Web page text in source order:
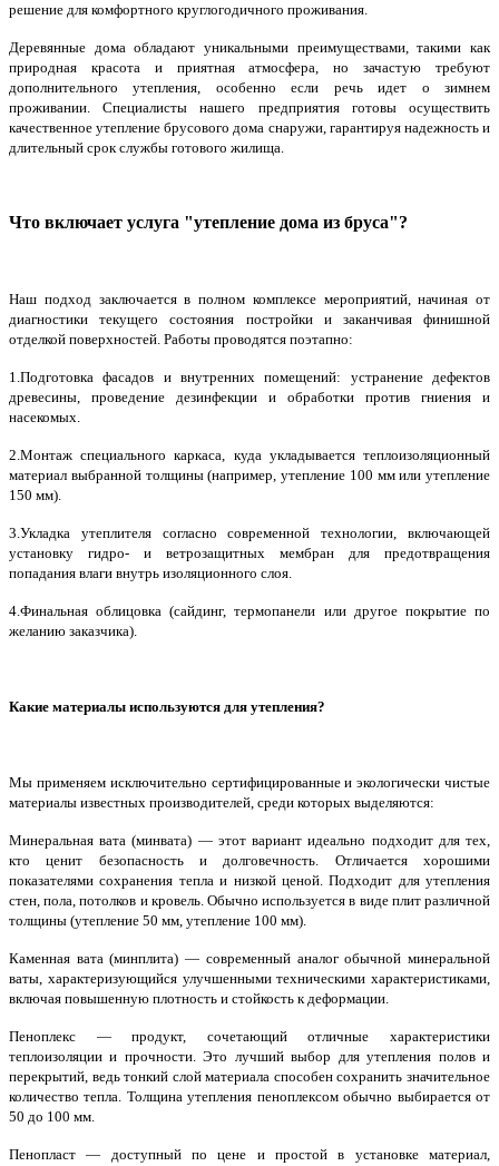
решение для комфортного круглогодичного проживания.
Деревянные дома обладают уникальными преимуществами, такими как
природная красота и приятная атмосфера, но зачастую требуют
дополнительного утепления, особенно если речь идет о зимнем
проживании. Специалисты нашего предприятия готовы осуществить
качественное утепление брусового дома снаружи, гарантируя надежность и
длительный срок службы готового жилища.
Что включает услуга "утепление дома из бруса"?
Наш подход заключается в полном комплексе мероприятий, начиная от
диагностики текущего состояния постройки и заканчивая финишной
отделкой поверхностей. Работы проводятся поэтапно:
1.Подготовка фасадов и внутренних помещений: устранение дефектов
древесины, проведение дезинфекции и обработки против гниения и
насекомых.
2.Монтаж специального каркаса, куда укладывается теплоизоляционный
материал выбранной толщины (например, утепление 100 мм или утепление
150 мм).
3.Укладка утеплителя согласно современной технологии, включающей
установку гидро- и ветрозащитных мембран для предотвращения
попадания влаги внутрь изоляционного слоя.
4.Финальная облицовка (сайдинг, термопанели или другое покрытие по
желанию заказчика).
Какие материалы используются для утепления?
Мы применяем исключительно сертифицированные и экологически чистые
материалы известных производителей, среди которых выделяются:
Минеральная вата (минвата) — этот вариант идеально подходит для тех,
кто ценит безопасность и долговечность. Отличается хорошими
показателями сохранения тепла и низкой ценой. Подходит для утепления
стен, пола, потолков и кровель. Обычно используется в виде плит различной
толщины (утепление 50 мм, утепление 100 мм).
Каменная вата (минплита) — современный аналог обычной минеральной
ваты, характеризующийся улучшенными техническими характеристиками,
включая повышенную плотность и стойкость к деформации.
Пеноплекс — продукт, сочетающий отличные характеристики
теплоизоляции и прочности. Это лучший выбор для утепления полов и
перекрытий, ведь тонкий слой материала способен сохранить значительное
количество тепла. Толщина утепления пеноплексом обычно выбирается от
50 до 100 мм.
Пенопласт — доступный по цене и простой в установке материал,